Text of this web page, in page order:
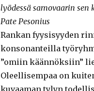
lyödessä samovaarin
Pate Pesonius
Rankan fyysisyyden
konsonanteilla
”omiin käännöksiin”
Oleellisempaa on